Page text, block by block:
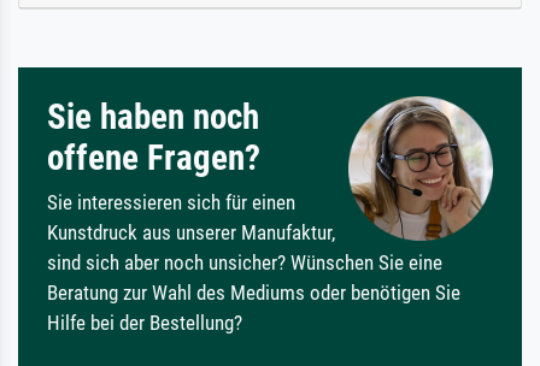
Sie haben noch
offene Fragen?
Sie interessieren sich für einen
Kunstdruck aus unserer Manufaktur,
sind sich aber noch unsicher? Wünschen Sie eine
Beratung zur Wahl des Mediums oder benötigen Sie
Hilfe bei der Bestellung?